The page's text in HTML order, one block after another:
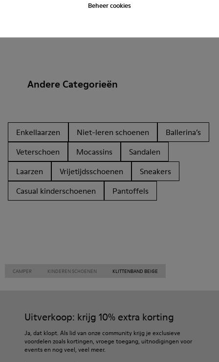
Beheer cookies
Andere Categorieën
Enkellaarzen Niet-leren schoenen
Ballerina’s
Veterschoen
Mocassins
Sandalen
Laarzen
Vrijetijdsschoenen
Sneakers
Casual kinderschoenen
Pantoffels
CAMPER KINDEREN SCHOENEN KLITTENBAND BEIGE
Uitverkoop: krijg 10% extra korting
Ja, dat klopt. Als lid van onze community krijg je exclusieve
voordelen zoals kortingen, vroege toegang, uitnodigingen voor
events en nog veel, veel meer.